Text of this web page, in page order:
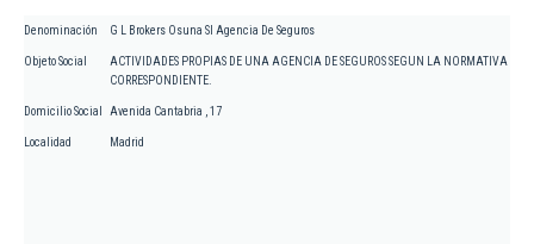
Denominación G L Brokers Osuna Sl Agencia De Seguros
Objeto Social
ACTIVIDADES PROPIAS DE UNA AGENCIA DE SEGUROS SEGUN LA NORMATIVA
CORRESPONDIENTE.
Domicilio Social Avenida Cantabria , 17
Localidad Madrid